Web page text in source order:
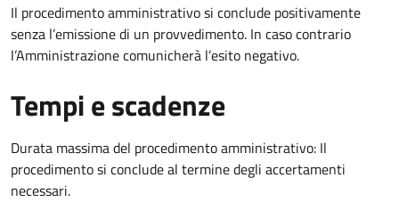
Il procedimento amministrativo si conclude positivamente
senza l’emissione di un provvedimento. In caso contrario
l’Amministrazione comunicherà l’esito negativo.
Tempi e scadenze
Durata massima del procedimento amministrativo: Il
procedimento si conclude al termine degli accertamenti
necessari.